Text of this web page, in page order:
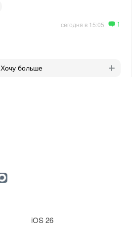
сегодня в 15:05 1
Хочу больше
iOS 26